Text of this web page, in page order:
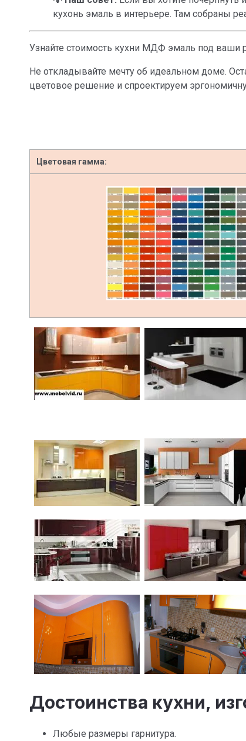
кухонь эмаль в интерьере. Там собраны
Узнайте стоимость кухни МДФ эмаль под ваши
Не откладывайте мечту об идеальном доме.
цветовое решение и спроектируем
Цветовая гамма:
Достоинства кухни,
Любые размеры гарнитура.